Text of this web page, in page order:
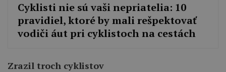
Cyklisti nie sú vaši nepriatelia: 10
pravidiel, ktoré by mali rešpektovať
vodiči áut pri cyklistoch na cestách
Zrazil troch cyklistov